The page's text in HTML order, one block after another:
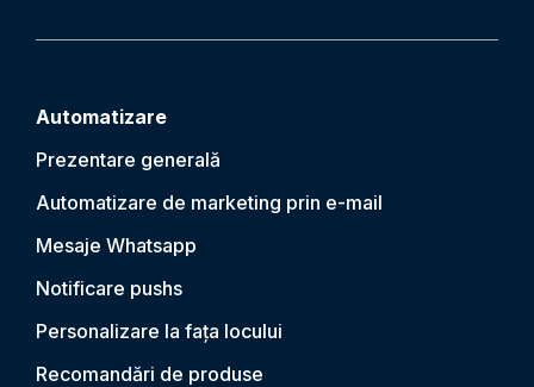
Automatizare
Prezentare generală
Automatizare de marketing prin e-mail
Mesaje Whatsapp
Notificare pushs
Personalizare la fața locului
Recomandări de produse